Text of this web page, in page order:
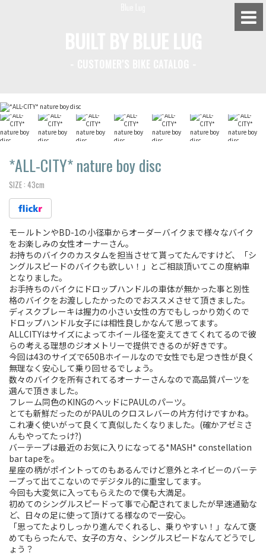
*ALL-CITY*nature boy disc
SIZE : 43cm
モールトンやBD-1の小径車からオーダーバイクまで様々なバイク
をお楽しみの女性オーナーさん。
お持ちのバイクのカスタムを担当させて貰ってたんですけど、「シ
ングルスピードのバイクも欲しい！」とご相談頂いてこの度納車
となりました。
お手持ちのバイクにドロップハンドルの車体が無かった事と別性
格のバイクをお渡ししたかったのでおススメさせて頂きました。
ディスクブレーキは握力の小さい女性の方でもしっかり効くので
ドロップハンドル女子には相性良しかなんて思ってます。
ALLCITYはサイズによってホイール径を変えてきてくれてるので彼
らの考える理想のジオメトリーで提供できるのが好きです。
今回は43のサイズで650Bホイールなので女性でも足つき性が良く
無理なく安心して乗り回せるでしょう。
数々のバイクを所有されてるオーナーさんなので高品質パーツを
選んで頂きました。
フレーム同色のKINGのヘッドにPAULのパーツ。
とても新鮮だったのがPAULのクロスレバーの片方付けですかね。
これ凄く使いがって良くて真似したくなりました。(確かアゼミさ
んもやってたっけ?)
バーテープは最近のお気に入りになってる*MASH* constellation
bar tapeを。
星座の柄がポイントってのもあるんでけど意外とネイビーのバーテ
ープって出てこないのでデジタル的に重宝してます。
今回も大変気に入ってもらえたので僕も大満足。
初めてのシングルスピードって事で心配されてましたが早速通勤な
ど、日々の足に使って頂けてる様なので一安心。
「思ってたよりしっかり進んでくれるし、乗りやすい！」なんて褒
めてもらったんで、女子の方々、シングルスピードなんてどうでし
ょう？
BLUE LUG KAMIUMA
BLUE LUG YOYOGI PARK
Fixed Gear / Single Speed
Road Bike
Touring
CX / Gravel
Mountain Bike
Fat Bike
Cargo Bike
Mixte
Mini Velo
Small Size (~160cm)
For Family
For Women